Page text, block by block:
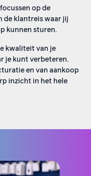
op de
de klantreis waar jij
kunnen sturen.
kwaliteit van je
je kunt verbeteren.
en van aankoop
inzicht in het hele